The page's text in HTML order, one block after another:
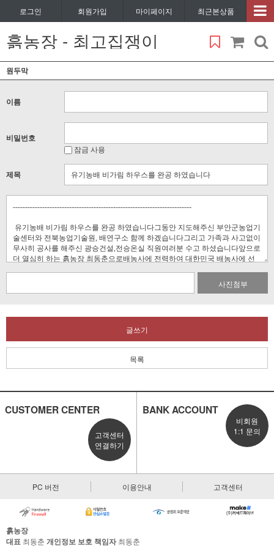
로그인 회원가입 마이페이지 최근본상품
흙농장 - 최고집쟁이
원두막
이름
비밀번호
잠금 사용
제목
사진첨부
글쓰기
목록
CUSTOMER CENTER
고객센터
연결하기
BANK ACCOUNT
비회원
1:1 문의
PC 버전 이용안내 고객센터
흙농장
대표 최동춘 개인정보 보호 책임자최동춘